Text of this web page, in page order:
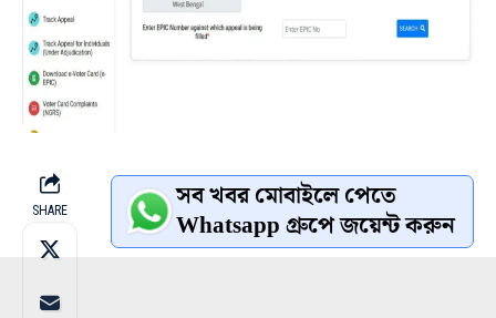
SHARE সব খবর মোবাইলে পেতে
Whatsapp গ্রুপে জয়েন্ট করুন